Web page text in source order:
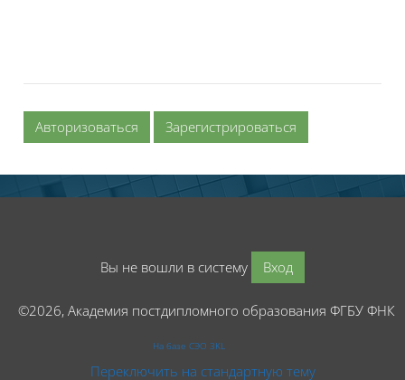
Авторизоваться Зарегистрироваться
Вы не вошли в систему Вход
©2026, Академия постдипломного образования ФГБУ
На базе СЭО 3KL
Переключить на стандартную тему